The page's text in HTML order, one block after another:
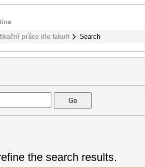
práce dle fakult Search
the search results.